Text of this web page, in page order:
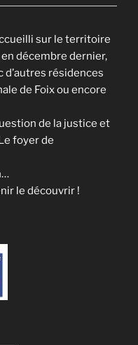
sur le territoire
décembre dernier,
d’autres résidences
de Foix ou encore
de la justice et
foyer de
le découvrir !